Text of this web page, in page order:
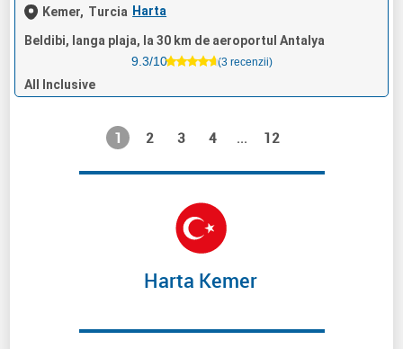
Kemer, Turcia Harta
Beldibi, langa plaja, la 30 km de aeroportul Antalya
9.3/10
(3 recenzii)
All Inclusive
1 2 3 4 ... 12
Harta Kemer